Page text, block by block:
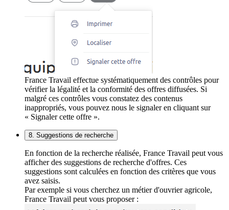
France Travail effectue systématiquement des contrôles pour
vérifier la légalité et la conformité des offres diffusées. Si
malgré ces contrôles vous constatez des contenus
inappropriés, vous pouvez nous le signaler en cliquant sur
« Signaler cette offre ».
8. Suggestions de recherche
En fonction de la recherche réalisée, France Travail peut vous
afficher des suggestions de recherche d'offres. Ces
suggestions sont calculées en fonction des critères que vous
avez saisis.
Par exemple si vous cherchez un métier d'ouvrier agricole,
France Travail peut vous proposer :